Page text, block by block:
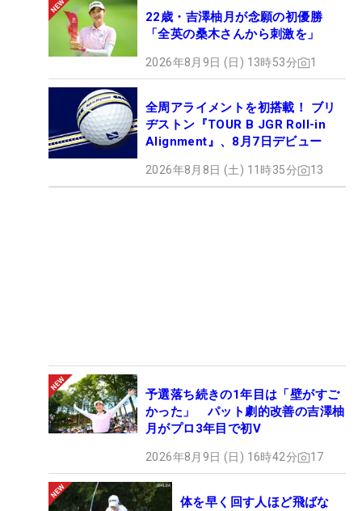
22歳・吉澤柚月が念願の初優勝
「全英の桑木さんから刺激を」
2026年8月9日 (日) 13時53分 1
全周アライメントを初搭載！ ブリ
ヂストン『TOUR B JGR Roll-in
Alignment』、8月7日デビュー
2026年8月8日 (土) 11時35分 13
予選落ち続きの1年目は「壁がすご
かった」 パット劇的改善の吉澤柚
月がプロ3年目で初V
2026年8月9日 (日) 16時42分 17
体を早く回す人ほど飛ばな